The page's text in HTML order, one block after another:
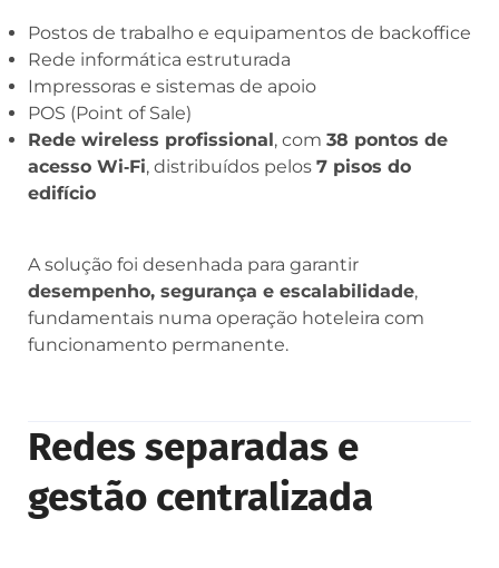
Postos de trabalho e equipamentos de backoffice
Rede informática estruturada
Impressoras e sistemas de apoio
POS (Point of Sale)
Rede wireless profissional, com 38 pontos de
acesso Wi‑Fi, distribuídos pelos 7 pisos do
edifício
A solução foi desenhada para garantir
desempenho, segurança e escalabilidade,
fundamentais numa operação hoteleira com
funcionamento permanente.
Redes separadas e
gestão centralizada